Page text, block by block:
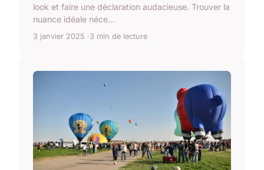
look et faire une déclaration audacieuse. Trouver la
nuance idéale néce...
3 janvier 2025 3 min de lecture